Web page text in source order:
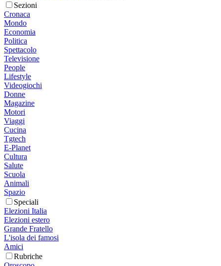
Sezioni
Cronaca
Mondo
Economia
Politica
Spettacolo
Televisione
People
Lifestyle
Videogiochi
Donne
Magazine
Motori
Viaggi
Cucina
Tgtech
E-Planet
Cultura
Salute
Scuola
Animali
Spazio
Speciali
Elezioni Italia
Elezioni estero
Grande Fratello
L'isola dei famosi
Amici
Rubriche